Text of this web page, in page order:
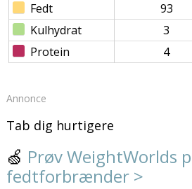
Fedt
93
Kulhydrat
3
Protein
4
Annonce
Tab dig hurtigere
🍏 Prøv WeightWorlds
fedtforbrænder >